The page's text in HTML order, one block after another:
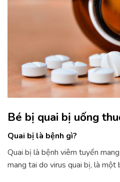
Bé bị quai bị uống
Quai bị là bệnh gì?
Quai bị là bệnh viêm tuyến
mang tai do virus quai bị, là một